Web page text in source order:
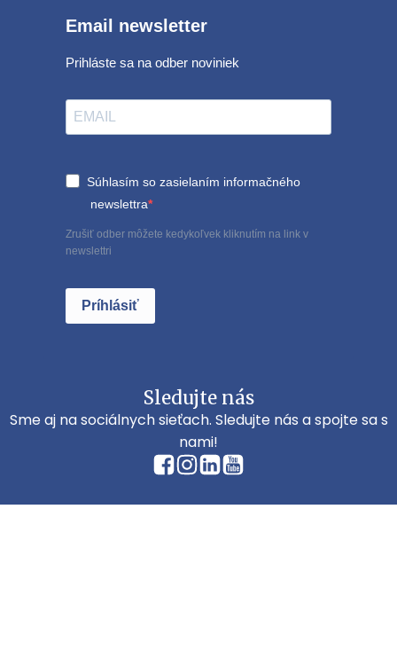
Email newsletter
Prihláste sa na odber noviniek
Súhlasím so zasielaním informačného
newslettra
Zrušiť odber môžete kedykoľvek kliknutím na link v
newslettri
Príhlásiť
Sledujte nás
Sme aj na sociálnych sieťach. Sledujte nás a spojte sa s
nami!